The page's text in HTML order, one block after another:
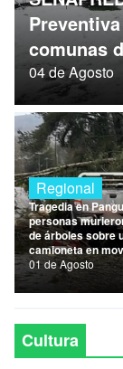
Nacional
Política
comunas
04 de Agosto
Regional
Tragedia en
personas
de árboles sobre
camioneta en
01 de Agosto
Cultura